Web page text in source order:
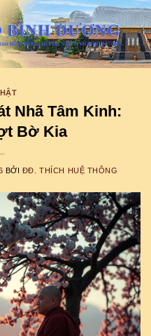
Nhã Tâm Kinh:
Bờ Kia
BỞI ĐĐ. THÍCH HUỆ THÔNG